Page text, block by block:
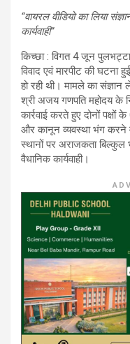
“वायरल वीडियो का लिया
कार्यवाही”
किच्छा : विगत 4 जून
विवाद एवं मारपीट की घटना
हो रही थी। मामले का
श्री अजय गणपति महोदय के
कार्रवाई करते हुए दोनों पक्षों
और कानून व्यवस्था भंग करने
स्थानों पर अराजकता बिल्कुल
वैधानिक कार्यवाही।